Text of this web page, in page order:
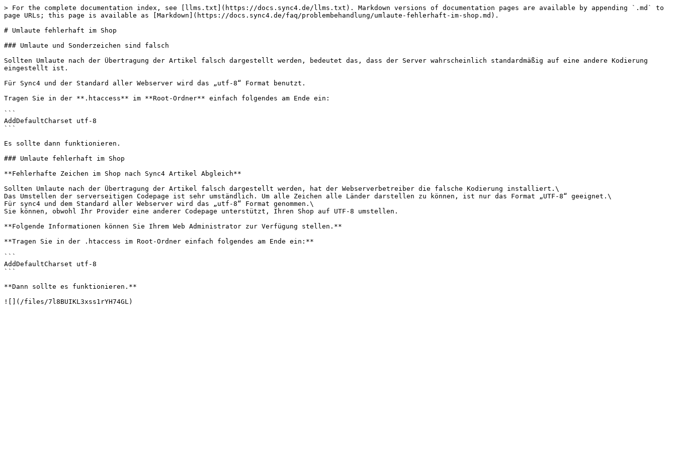
> For the complete documentation index, see [llms.txt](https://docs.sync4.de/llms.txt). Markdown versions of documentation pages are available by appending `.md` to
page URLs; this page is available as [Markdown](https://docs.sync4.de/faq/problembehandlung/umlaute-fehlerhaft-im-shop.md).
# Umlaute fehlerhaft im Shop
### Umlaute und Sonderzeichen sind falsch
Sollten Umlaute nach der Übertragung der Artikel falsch dargestellt werden, bedeutet das, dass der Server wahrscheinlich standardmäßig auf eine andere Kodierung
eingestellt ist.
Für Sync4 und der Standard aller Webserver wird das „utf-8“ Format benutzt.
Tragen Sie in der **.htaccess** im **Root-Ordner** einfach folgendes am Ende ein:
```
AddDefaultCharset utf-8
```
Es sollte dann funktionieren.
### Umlaute fehlerhaft im Shop
**Fehlerhafte Zeichen im Shop nach Sync4 Artikel Abgleich**
Sollten Umlaute nach der Übertragung der Artikel falsch dargestellt werden, hat der Webserverbetreiber die falsche Kodierung installiert.\
Das Umstellen der serverseitigen Codepage ist sehr umständlich. Um alle Zeichen alle Länder darstellen zu können, ist nur das Format „UTF-8“ geeignet.\
Für sync4 und dem Standard aller Webserver wird das „utf-8“ Format genommen.\
Sie können, obwohl Ihr Provider eine anderer Codepage unterstützt, Ihren Shop auf UTF-8 umstellen.
**Folgende Informationen können Sie Ihrem Web Administrator zur Verfügung stellen.**
**Tragen Sie in der .htaccess im Root-Ordner einfach folgendes am Ende ein:**
```
AddDefaultCharset utf-8
```
**Dann sollte es funktionieren.**